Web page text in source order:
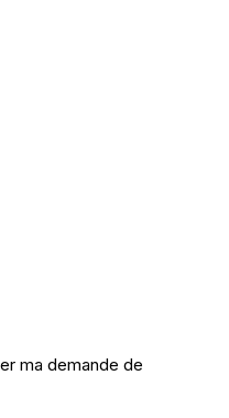
ma demande de